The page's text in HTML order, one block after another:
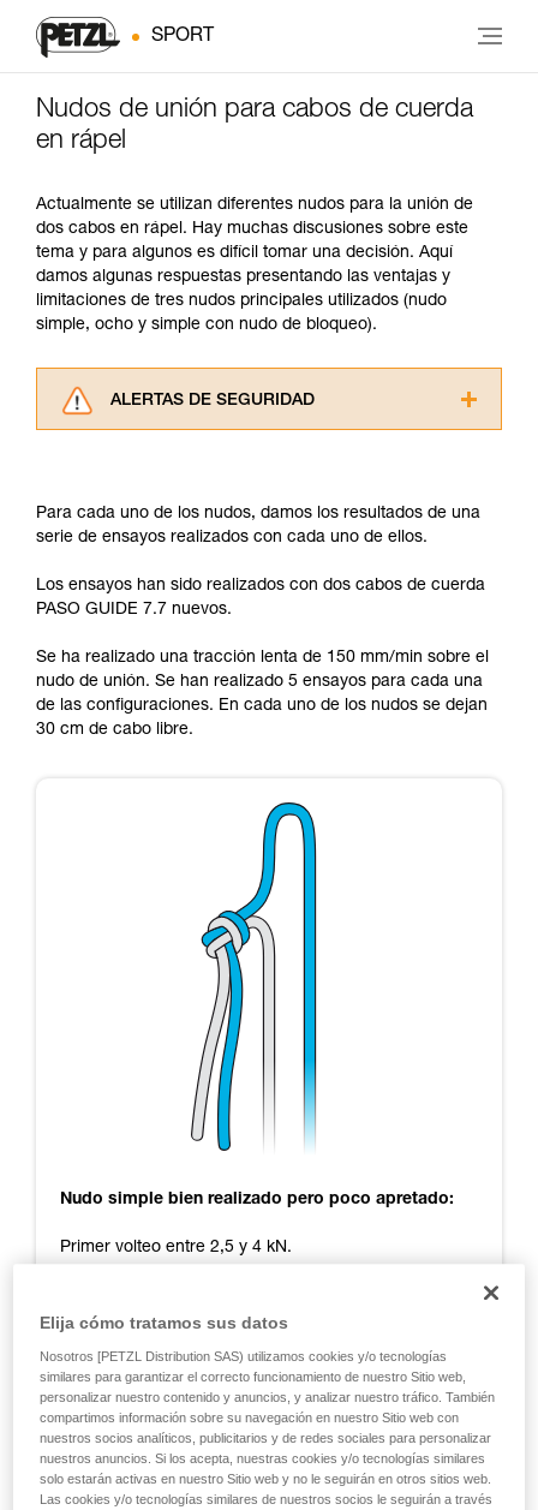
SPORT
Nudos de unión para cabos de cuerda
en rápel
Actualmente se utilizan diferentes nudos para la unión de
dos cabos en rápel. Hay muchas discusiones sobre este
tema y para algunos es difícil tomar una decisión. Aquí
damos algunas respuestas presentando las ventajas y
limitaciones de tres nudos principales utilizados (nudo
simple, ocho y simple con nudo de bloqueo).
ALERTAS DE SEGURIDAD
información de la ficha técnica para poder
comprender este complemento informativo.
y un entrenamiento específico. Confirme a
través de un profesional su capacidad para
seguridad, antes de ejecutarlas de forma
autónoma.
Damos ejemplos de técnicas relacionadas con
su actividad. Pueden existir otras que no
Para cada uno de los nudos, damos los resultados de una
serie de ensayos realizados con cada uno de ellos.
Los ensayos han sido realizados con dos cabos de cuerda
PASO GUIDE 7.7 nuevos.
Se ha realizado una tracción lenta de 150 mm/min sobre el
nudo de unión. Se han realizado 5 ensayos para cada una
de las configuraciones. En cada uno de los nudos se dejan
30 cm de cabo libre.
Nudo simple bien realizado pero poco apretado:
Primer volteo entre 2,5 y 4 kN.
Liberación en torno a los 10 kN.
Nudo simple bien realizado y bien apretado:
Primer volteo entre 4 y 7 kN.
Elija cómo tratamos sus datos
Nosotros [PETZL Distribution SAS) utilizamos cookies y/o tecnologías
similares para garantizar el correcto funcionamiento de nuestro Sitio web,
personalizar nuestro contenido y anuncios, y analizar nuestro tráfico. También
compartimos información sobre su navegación en nuestro Sitio web con
nuestros socios analíticos, publicitarios y de redes sociales para personalizar
nuestros anuncios. Si los acepta, nuestras cookies y/o tecnologías similares
solo estarán activas en nuestro Sitio web y no le seguirán en otros sitios web.
Las cookies y/o tecnologías similares de nuestros socios le seguirán a través